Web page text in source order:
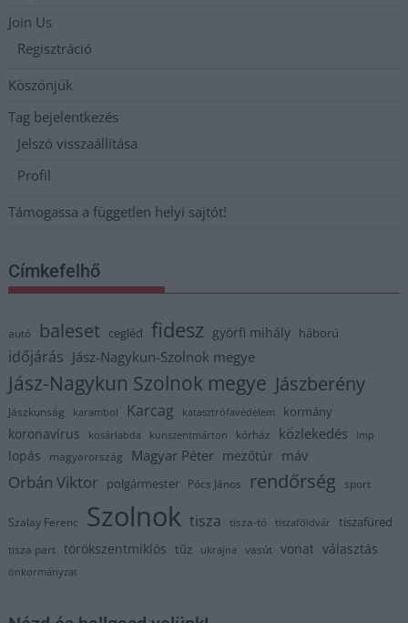
Join Us
Regisztráció
Köszönjük
Tag bejelentkezés
Jelszó visszaállítása
Profil
Támogassa a független helyi sajtót!
Címkefelhő
autó baleset cegléd fidesz györfi mihály háború
időjárás Jász-Nagykun-Szolnok megye
Jász-Nagykun Szolnok megye Jászberény
Jászkunság karambol Karcag katasztrófavédelem kormány
koronavírus kosárlabda kunszentmárton kórház közlekedés lmp
lopás magyarország Magyar Péter mezőtúr máv
Orbán Viktor polgármester Pócs János rendőrség sport
Szalay Ferenc Szolnok tisza tisza-tó tiszaföldvár tiszafüred
tisza part törökszentmiklós tűz ukrajna vasút vonat választás
önkormányzat